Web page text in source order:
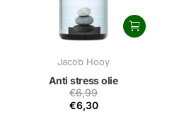
Jacob Hooy
Anti stress olie
€6,99
€6,30